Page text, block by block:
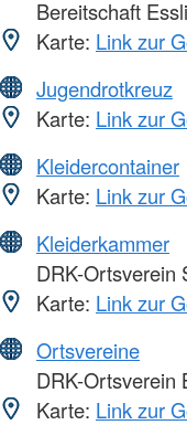
Bereitschaft
Karte: Link zur
Jugendrotkreuz
Karte: Link zur
Kleidercontainer
Karte: Link zur
Kleiderkammer
DRK-Ortsverein
Karte: Link zur
Ortsvereine
DRK-Ortsverein
Karte: Link zur